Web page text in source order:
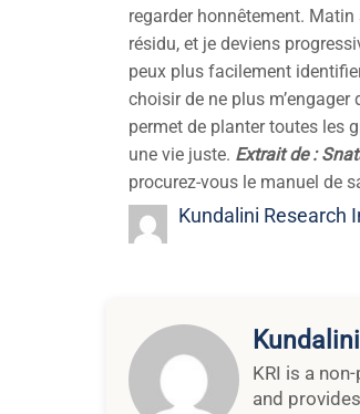
regarder honnêtement.
résidu, et je deviens
peux plus facilement
choisir de ne plus
permet de planter toutes les
une vie juste. Extrait de :
procurez-vous le manuel de
Kundalini Research
KRI is a
and